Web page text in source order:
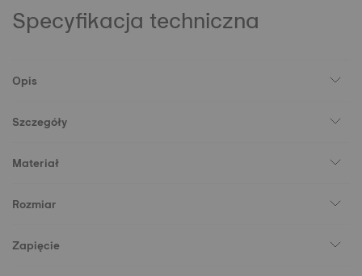
Specyfikacja techniczna
Opis
Szczegóły
Materiał
Rozmiar
Zapięcie